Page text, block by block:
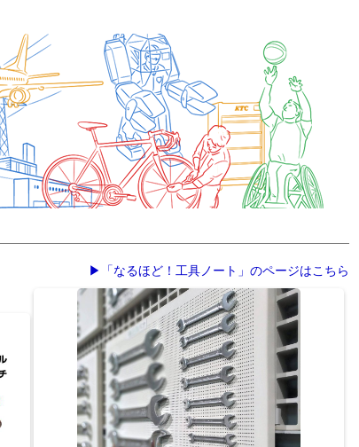
▶「なるほど！工具ノート」のページはこちら